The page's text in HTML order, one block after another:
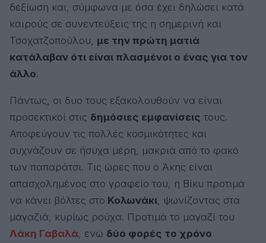
δεξίωση και, σύμφωνα με όσα έχει δηλώσει κατά
καιρούς σε συνεντεύξεις της η σημερινή και
Τσοχατζοπούλου, με την πρώτη ματιά
κατάλαβαν ότι είναι πλασμένοι ο ένας για τον
άλλο.
Πάντως, οι δυο τους εξακολουθούν να είναι
προσεκτικοί στις δημόσιες εμφανίσεις τους.
Αποφεύγουν τις πολλές κοσμικότητες και
συχνάζουν σε ήσυχα μέρη, μακριά από το φακό
των παπαράτσι. Τις ώρες που ο Άκης είναι
απασχολημένος στο γραφείο του, η Βίκυ προτιμά
να κάνει βόλτες στο Κολωνάκι , ψωνίζοντας στα
μαγαζιά, κυρίως ρούχα. Προτιμά το μαγαζί του
Λάκη Γαβαλά , ενώ δύο φορές το χρόνο